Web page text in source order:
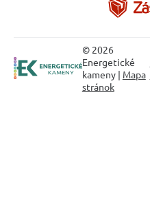
© 2026
Energetické
kameny | Mapa
stránok